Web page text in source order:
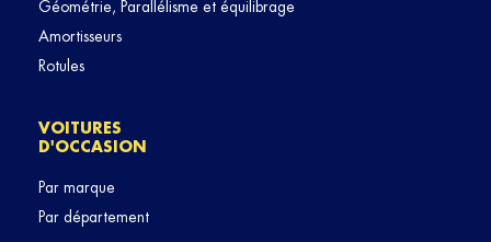
Géométrie, Parallélisme et équilibrage
Amortisseurs
Rotules
VOITURES
D'OCCASION
Par marque
Par département